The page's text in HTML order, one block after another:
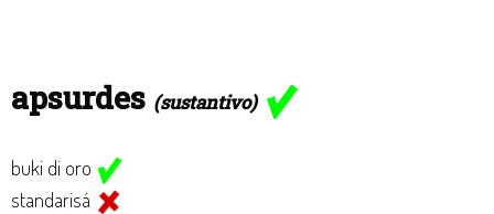
apsurdes (sustantivo)
buki di oro
standarisá